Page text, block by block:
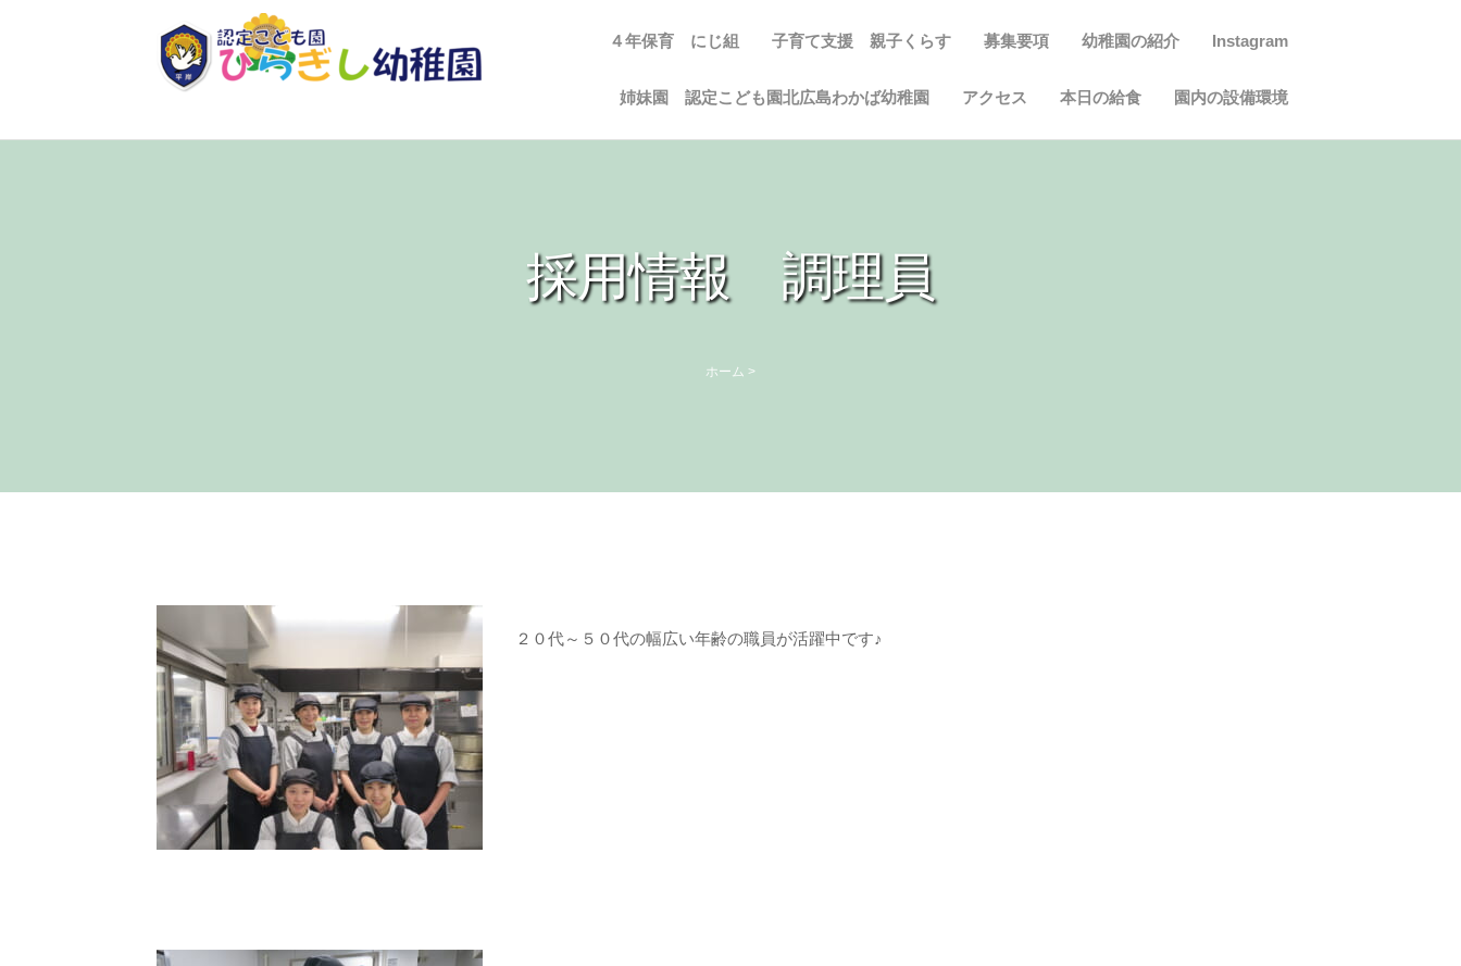
Instagram
幼稚園の紹介
募集要項
子育て支援 親子くらす
４年保育 にじ組
園内の設備環境
本日の給食
アクセス
姉妹園 認定こども園北広島わかば幼稚園
採用情報 調理員
ホーム >
２０代～５０代の幅広い年齢の職員が活躍中です♪